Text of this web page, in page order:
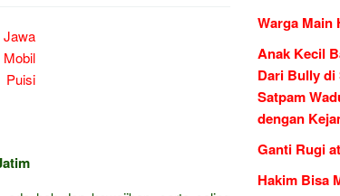
Warga Main
Anak Kecil
Dari Bully di
Satpam
dengan
Ganti Rugi
Hakim Bisa